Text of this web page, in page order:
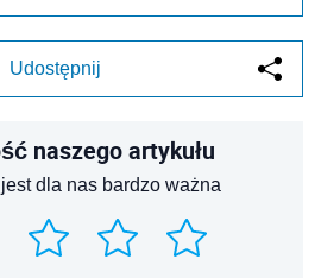
Udostępnij
naszego artykułu
dla nas bardzo ważna